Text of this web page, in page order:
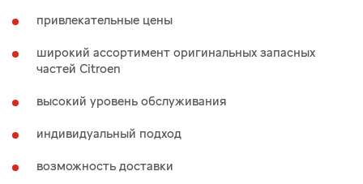
привлекательные цены
широкий ассортимент оригинальных запасных
частей Citroen
высокий уровень обслуживания
индивидуальный подход
возможность доставки